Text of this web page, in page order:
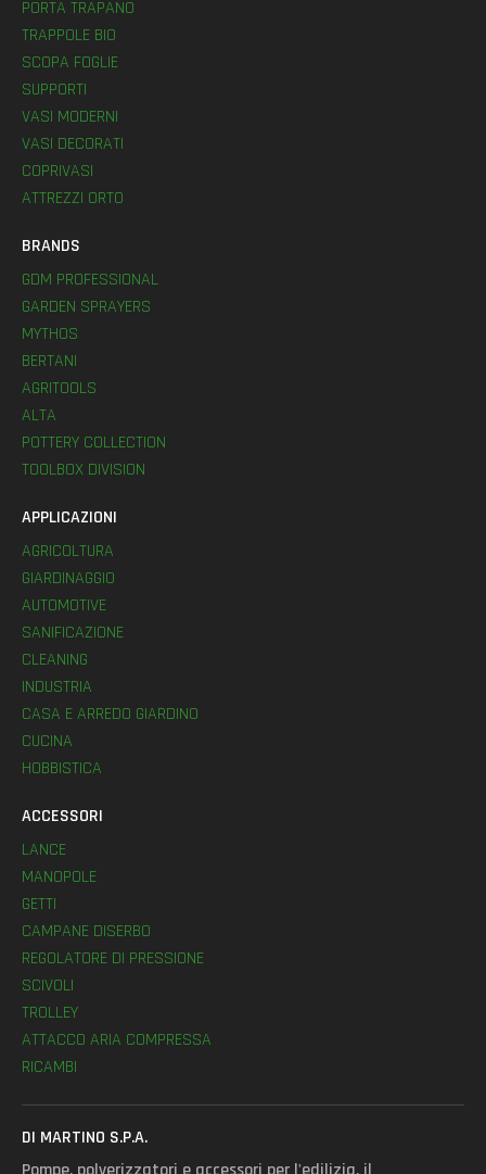
PORTA TRAPANO
TRAPPOLE BIO
SCOPA FOGLIE
SUPPORTI
VASI MODERNI
VASI DECORATI
COPRIVASI
ATTREZZI ORTO
BRANDS
GDM PROFESSIONAL
GARDEN SPRAYERS
MYTHOS
BERTANI
AGRITOOLS
ALTA
POTTERY COLLECTION
TOOLBOX DIVISION
APPLICAZIONI
AGRICOLTURA
GIARDINAGGIO
AUTOMOTIVE
SANIFICAZIONE
CLEANING
INDUSTRIA
CASA E ARREDO GIARDINO
CUCINA
HOBBISTICA
ACCESSORI
LANCE
MANOPOLE
GETTI
CAMPANE DISERBO
REGOLATORE DI PRESSIONE
SCIVOLI
TROLLEY
ATTACCO ARIA COMPRESSA
RICAMBI
DI MARTINO S.P.A.